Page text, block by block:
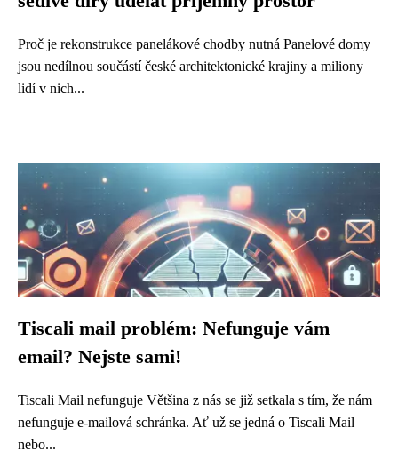
Proč je rekonstrukce panelákové chodby nutná Panelové domy
jsou nedílnou součástí české architektonické krajiny a miliony
lidí v nich...
Tiscali mail problém: Nefunguje vám
email? Nejste sami!
Tiscali Mail nefunguje Většina z nás se již setkala s tím, že nám
nefunguje e-mailová schránka. Ať už se jedná o Tiscali Mail
nebo...